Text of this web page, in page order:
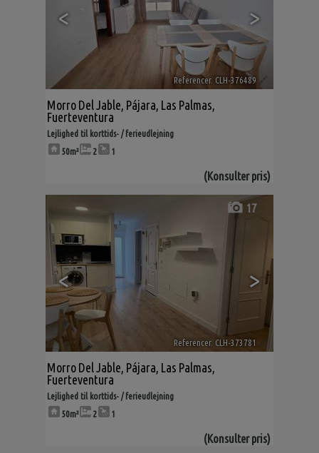
< >
Referencer. CLH-376489 🔗
Morro Del Jable, Pájara, Las Palmas,
Fuerteventura
Lejlighed til korttids- / ferieudlejning
50m²
2 1
(Konsulter pris)
< >
17
Referencer. CLH-373781 🔗
Morro Del Jable, Pájara, Las Palmas,
Fuerteventura
Lejlighed til korttids- / ferieudlejning
50m²
2 1
(Konsulter pris)